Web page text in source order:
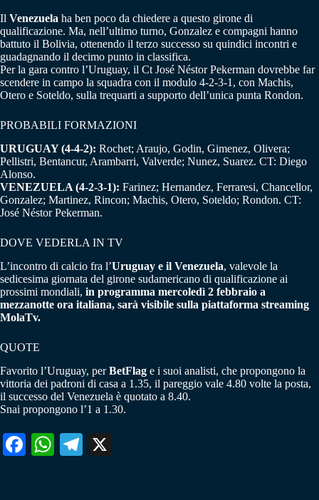
Il Venezuela ha ben poco da chiedere a questo girone di
qualificazione. Ma, nell’ultimo turno, Gonzalez e compagni hanno
battuto il Bolivia, ottenendo il terzo successo su quindici incontri e
guadagnando il decimo punto in classifica.
Per la gara contro l’Uruguay, il Ct José Néstor Pekerman dovrebbe far
scendere in campo la squadra con il modulo 4-2-3-1, con Machis,
Otero e Soteldo, sulla trequarti a supporto dell’unica punta Rondon.
PROBABILI FORMAZIONI
URUGUAY (4-4-2): Rochet; Araujo, Godin, Gimenez, Olivera;
Pellistri, Bentancur, Arambarri, Valverde; Nunez, Suarez. CT: Diego
Alonso.
VENEZUELA (4-2-3-1): Farinez; Hernandez, Ferraresi, Chancellor,
Gonzalez; Martinez, Rincon; Machis, Otero, Soteldo; Rondon. CT:
José Néstor Pekerman.
DOVE VEDERLA IN TV
L’incontro di calcio fra l’Uruguay e il Venezuela, valevole la
sedicesima giornata del girone sudamericano di qualificazione ai
prossimi mondiali, in programma mercoledì 2 febbraio a
mezzanotte ora italiana, sarà visibile sulla piattaforma streaming
MolaTv.
QUOTE
Favorito l’Uruguay, perBetFlag e i suoi analisti, che propongono la
vittoria dei padroni di casa a 1.35, il pareggio vale 4.80 volte la posta,
il successo del Venezuela è quotato a 8.40.
Snai propongono l’1 a 1.30.
Fa W
Te